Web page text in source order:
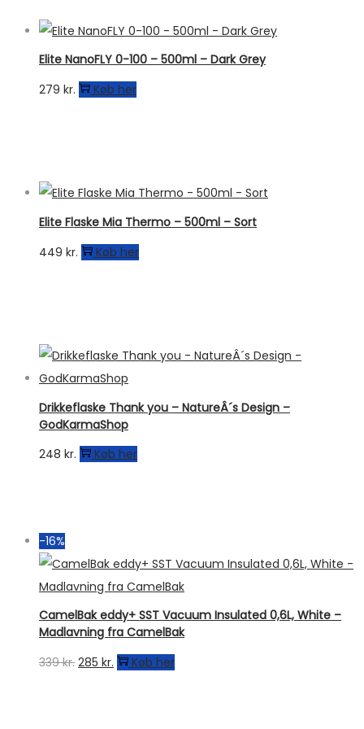
Elite NanoFLY 0-100 – 500ml – Dark Grey
279 kr. Køb her
Elite Flaske Mia Thermo – 500ml – Sort
449 kr. Køb her
Drikkeflaske Thank you – NatureÂ´s Design –
GodKarmaShop
248 kr. Køb her
-16%
CamelBak eddy+ SST Vacuum Insulated 0,6L, White –
Madlavning fra CamelBak
339kr. Den
285 kr. DenKøb her